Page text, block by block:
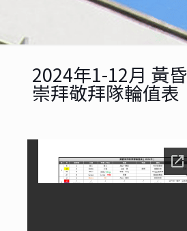
2024年1-12月 黃昏
崇拜敬拜隊輪值表